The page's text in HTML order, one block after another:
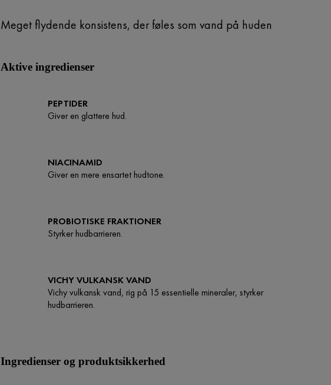
Meget flydende konsistens, der føles som vand på huden
Aktive ingredienser
PEPTIDER
Giver en glattere hud.
NIACINAMID
Giver en mere ensartet hudtone.
PROBIOTISKE FRAKTIONER
Styrker hudbarrieren.
VICHY VULKANSK VAND
Vichy vulkansk vand, rig på 15 essentielle mineraler, styrker
hudbarrieren.
Ingredienser og produktsikkerhed